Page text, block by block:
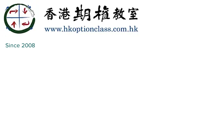
Since 2008